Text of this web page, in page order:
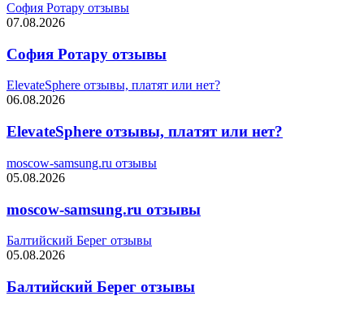
София Ротару отзывы
07.08.2026
София Ротару отзывы
ElevateSphere отзывы, платят или нет?
06.08.2026
ElevateSphere отзывы, платят или нет?
moscow-samsung.ru отзывы
05.08.2026
moscow-samsung.ru отзывы
Балтийский Берег отзывы
05.08.2026
Балтийский Берег отзывы